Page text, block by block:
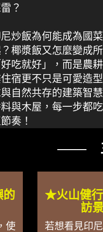
？
炒飯為何能成為國菜
椰漿飯又怎麼變成
吃就好」，而是農耕
宿更不只是可愛造型
自然共存的建築智慧
與木屋，每一步都吃
奏！
───
的
使
★火山健
訪
若想看見印